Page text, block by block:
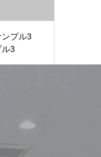
プル3
3